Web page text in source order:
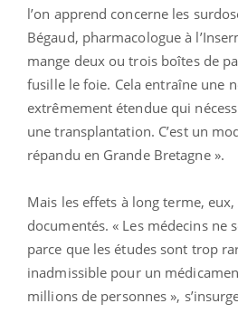
l’on apprend concerne les
Bégaud, pharmacologue à
mange deux ou trois boîtes de
fusille le foie. Cela entraîne une
extrêmement étendue qui
une transplantation. C’est un
répandu en Grande Bretagne ».
Mais les effets à long terme,
documentés. « Les médecins ne
parce que les études sont trop
inadmissible pour un
millions de personnes »,